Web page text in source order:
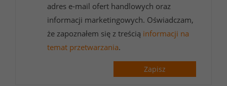
adres e-mail ofert handlowych oraz
informacji marketingowych. Oświadczam,
że zapoznałem się z treścią informacji na
temat przetwarzania.
Zapisz